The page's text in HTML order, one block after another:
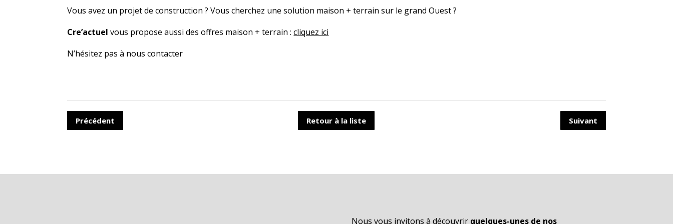
Vous avez un projet de construction ? Vous cherchez une solution maison + terrain sur le grand Ouest ?
Cre’actuel vous propose aussi des offres maison + terrain :cliquez ici
N’hésitez pas à nous contacter
Retour à la liste
Précédent Suivant
Nous vous invitons à découvrir quelques-unes de nos